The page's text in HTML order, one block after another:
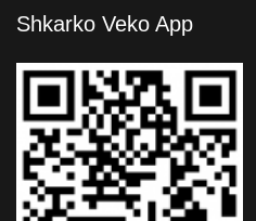
Shkarko Veko App